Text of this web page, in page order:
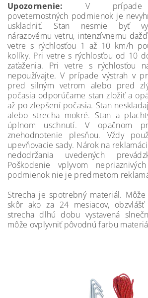
Upozornenie: V prípade
poveternostných podmienok je
uskladniť. Stan nesmie byť
nárazovému vetru, intenzívnemu
vetre s rýchlosťou 1 až 10 km/h
kolíky. Pri vetre s rýchlosťou od 10
zaťaženia. Pri vetre s rýchlosťou
nepoužívajte. V prípade výstrah v
pred silným vetrom alebo pred
počasia odporúčame stan zložiť a
až po zlepšení počasia. Stan
alebo strecha mokré. Stan a
úplnom uschnutí. V opačnom
znehodnotenie plesňou. Vždy
upevňovacie sady. Nárok na
nedodržania uvedených
Poškodenie vplyvom
podmienok nie je predmetom
Strecha je spotrebný materiál.
skôr ako za 24 mesiacov,
strecha dlhú dobu vystavená
môže ovplyvniť pôvodnú farbu